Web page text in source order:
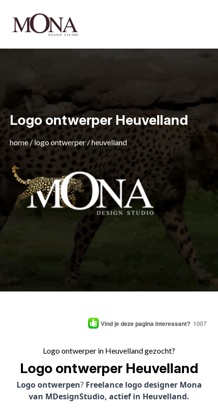
Logo ontwerper Heuvelland
home/ logo ontwerper /heuvelland
Vind je deze pagina interessant? 1007
Logo ontwerper in Heuvelland gezocht?
Logo ontwerper Heuvelland
Logo ontwerpen? Freelance logo designer Mona
van MDesignStudio, actief in Heuvelland.